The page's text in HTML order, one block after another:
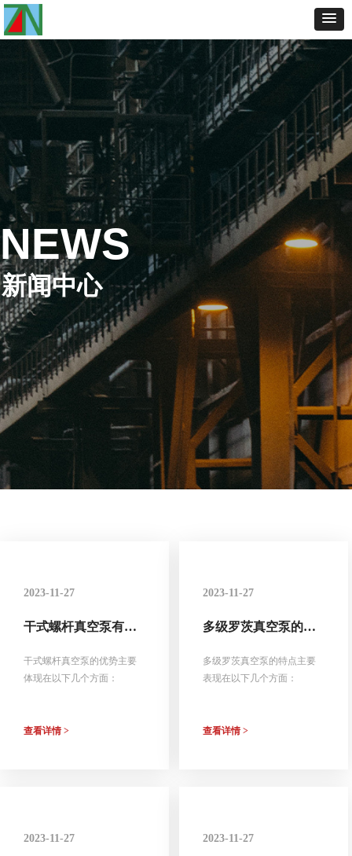
NEWS
新闻中心
2023-11-27
干式螺杆真空泵有哪
干式螺杆真空泵的优势主要
体现在以下几个方面：
查看详情 >
2023-11-27
多级罗茨真空泵的特
多级罗茨真空泵的特点主要
表现在以下几个方面：
查看详情 >
2023-11-27 2023-11-27